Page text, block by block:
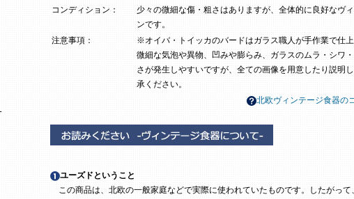
コンディション：
少々の微細な傷・粗さはありますが、全体的に良好なヴ
ンです。
注意事項：
※オイバ・トイッカのバードはガラス職人が手作業で仕上
微細な気泡や異物、凹みや膨らみ、ガラスのムラ・シワ
さが発生しやすいですが、全ての画像を用意したり説明
承ください。
北欧ヴィンテージ食器の
ユーズドということ
この商品は、北欧の一般家庭などで実際に使われていたものです。したがっ